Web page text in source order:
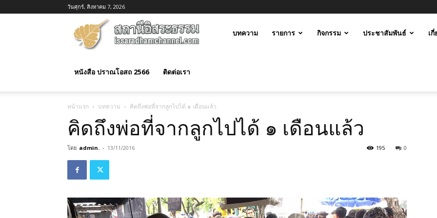
วันศุกร์, สิงหาคม 7, 2026
บทความ รายการ กิจกรรม ประชาสัมพันธ์ เ
หนังสือ ปราณโอสถ 2566 ติดต่อเรา
หน้าแรก บทความ คิดถึงพ่อที่จากลูกไปได้ ๑ เดือนแล้ว
คิดถึงพ่อที่จากลูกไปได้ ๑ เดือนแล้ว
โดย admin. - 13/11/2016 0
195